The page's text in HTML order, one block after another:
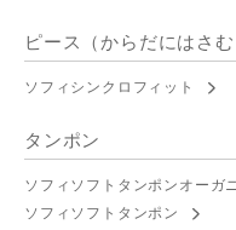
ピース（からだにはさむ
ソフィシンクロフィット
タンポン
ソフィソフトタンポンオーガ
ソフィソフトタンポン